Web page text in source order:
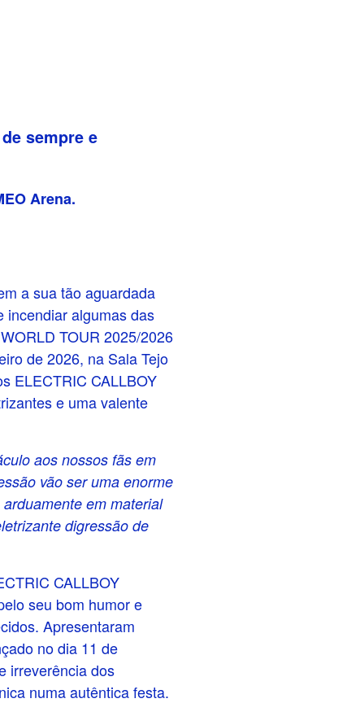
sempre e
Arena.
a sua tão aguardada
incendiar algumas das
TOUR 2025/2026
de 2026, na Sala Tejo
ELECTRIC CALLBOY
e uma valente
aos nossos fãs em
vão ser uma enorme
em material
digressão de
CALLBOY
seu bom humor e
Apresentaram
no dia 11 de
irreverência dos
numa autêntica festa.